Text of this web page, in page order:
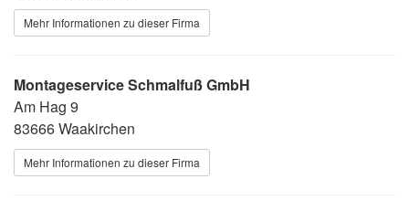
Mehr Informationen zu dieser Firma
Montageservice Schmalfuß GmbH
Am Hag 9
83666 Waakirchen
Mehr Informationen zu dieser Firma